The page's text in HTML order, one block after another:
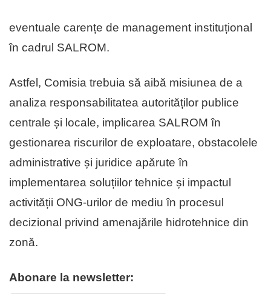
eventuale carențe de management instituțional
în cadrul SALROM.
Astfel, Comisia trebuia să aibă misiunea de a
analiza responsabilitatea autorităților publice
centrale și locale, implicarea SALROM în
gestionarea riscurilor de exploatare, obstacolele
administrative și juridice apărute în
implementarea soluțiilor tehnice și impactul
activității ONG-urilor de mediu în procesul
decizional privind amenajările hidrotehnice din
zonă.
Abonare la newsletter: